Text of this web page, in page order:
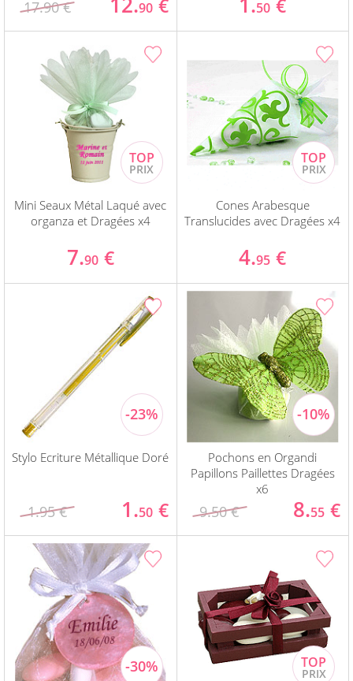
17.90 € 90 € 50 €
Mini Seaux Métal Laqué avec
organza et Dragées x4
7.90 €
Cones Arabesque
Translucides avec Dragées x4
4.95 €
Stylo Ecriture Métallique Doré
1.95 € 1.50 €
Pochons en Organdi
Papillons Paillettes Dragées
x6
9.50 € 8.55 €